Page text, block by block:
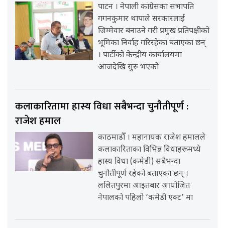
पाटन । नेपाली कांग्रेसका सभापति
गगनकुमार थापाले सरकारलाई
जिम्मेवार बनाउने गरी प्रमुख प्रतिपक्षीको
भूमिका निर्वाह गरिरहेका बताएका छन्
। पार्टीको केन्द्रीय कार्यालयमा
आजदेखि सुरु भएको
कलाकारितामा हास्य विधा सबैभन्दा चुनौतीपूर्ण :
राजेश हमाल
काठमाडौँ । महानायक राजेश हमालले
कलाकारिताका विभिन्न विधाहरूमध्ये
हास्य विधा (कमेडी) सबैभन्दा
चुनौतीपूर्ण रहेको बताएका छन् ।
ललितपुरमा आइतबार आयोजित
नेपालको पहिलो ‘कमेडी एक्ट’ मा